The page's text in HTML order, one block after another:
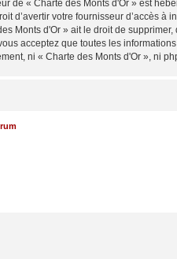
de « Charte des Monts d'Or » est
d’avertir votre fournisseur d’accès à
Monts d'Or » ait le droit de
acceptez que toutes les
ni « Charte des Monts d'Or », ni